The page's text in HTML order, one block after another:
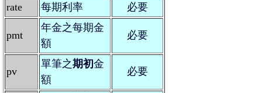
rate
每期利率 必要
pmt
年金之每期金
額
必要
pv
單筆之期初金
額
必要